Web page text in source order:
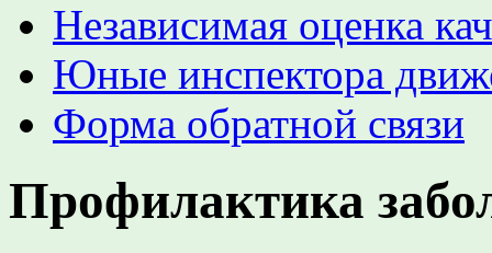
Независимая оценка
Юные инспектора
Форма обратной связи
Профилактика